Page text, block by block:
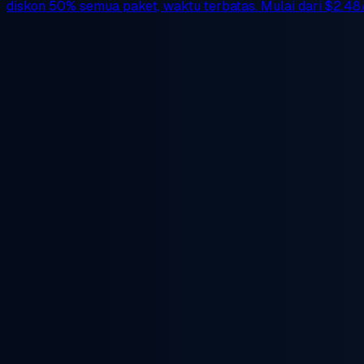
diskon 50% semua paket, waktu terbatas. Mulai dari